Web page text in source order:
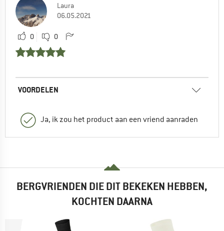
Laura
06.05.2021
0 0
VOORDELEN
Ja, ik zou het product aan een vriend aanraden
BERGVRIENDEN DIE DIT BEKEKEN HEBBEN,
KOCHTEN DAARNA